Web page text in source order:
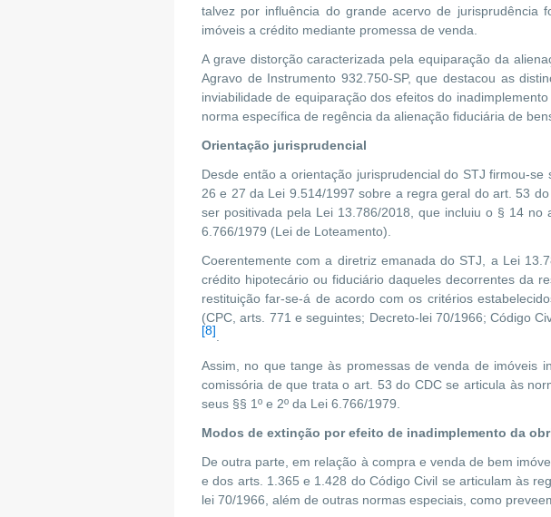
talvez por influência do grande acervo de jurisprudência
imóveis a crédito mediante promessa de venda.
A grave distorção caracterizada pela equiparação da
Agravo de Instrumento 932.750-SP, que destacou as
inviabilidade de equiparação dos efeitos do
norma específica de regência da alienação fiduciária de
Orientação jurisprudencial
Desde então a orientação jurisprudencial do STJ firmou-
26 e 27 da Lei 9.514/1997 sobre a regra geral do art. 53
ser positivada pela Lei 13.786/2018, que incluiu o § 14
6.766/1979 (Lei de Loteamento).
Coerentemente com a diretriz emanada do STJ, a Lei
crédito hipotecário ou fiduciário daqueles decorrentes da
restituição far-se-á de acordo com os critérios
(CPC, arts. 771 e seguintes; Decreto-lei 70/1966; Código
[8]
Assim, no que tange às promessas de venda de imóveis
comissória de que trata o art. 53 do CDC se articula às
seus §§ 1º e 2º da Lei 6.766/1979.
Modos de extinção por efeito de inadimplemento da
De outra parte, em relação à compra e venda de bem
e dos arts. 1.365 e 1.428 do Código Civil se articulam às
lei 70/1966, além de outras normas especiais, como